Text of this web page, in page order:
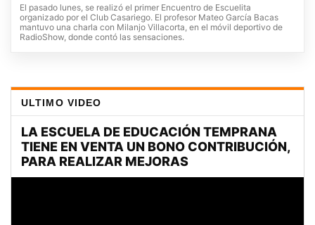
El pasado lunes, se realizó el primer Encuentro de Escuelita
organizado por el Club Casariego. El profesor Mateo García Bacas
mantuvo una charla con Milanjo Villacorta, en el móvil deportivo de
RadioShow, donde contó las sensaciones.
ULTIMO VIDEO